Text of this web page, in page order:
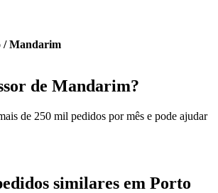
/Mandarim
de Mandarim?
de 250 mil pedidos por mês e pode ajudar
similares em Porto